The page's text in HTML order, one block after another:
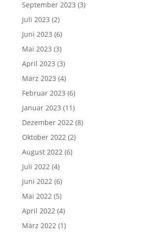
September 2023 (3)
Juli 2023 (2)
Juni 2023 (6)
Mai 2023 (3)
April 2023 (3)
März 2023 (4)
Februar 2023 (6)
Januar 2023 (11)
Dezember 2022(8)
Oktober 2022(2)
August 2022(6)
Juli 2022(4)
Juni 2022(6)
Mai 2022(5)
April 2022(4)
März 2022(1)